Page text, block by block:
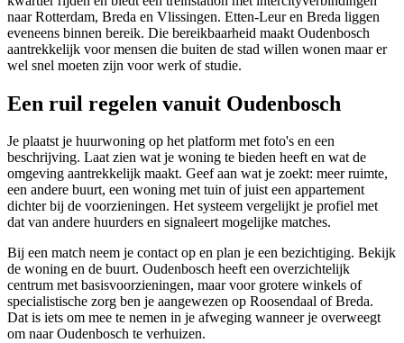
naarRotterdam, Breda en Vlissingen. Etten-Leur en Breda liggen
eveneens binnen bereik. Die bereikbaarheid maakt Oudenbosch
aantrekkelijk voor mensen die buiten de stad willen wonen maar er
wel snel moeten zijn voor werk of studie.
Een ruil regelen vanuit Oudenbosch
Je plaatst je huurwoning op het platform met foto's en een
beschrijving. Laat zien wat je woning te bieden heeft en wat de
omgeving aantrekkelijk maakt. Geef aan wat je zoekt: meer ruimte,
een andere buurt, een woning met tuin of juist een appartement
dichter bij de voorzieningen. Het systeem vergelijkt je profiel met
dat van andere huurders en signaleert mogelijke matches.
Bij een match neem je contact op en plan je een bezichtiging. Bekijk
de woning en de buurt. Oudenbosch heeft een overzichtelijk
centrum met basisvoorzieningen, maar voor grotere winkels of
specialistische zorg ben je aangewezen op Roosendaal of Breda.
Dat is iets om mee te nemen in je afweging wanneer je overweegt
om naar Oudenbosch te verhuizen.